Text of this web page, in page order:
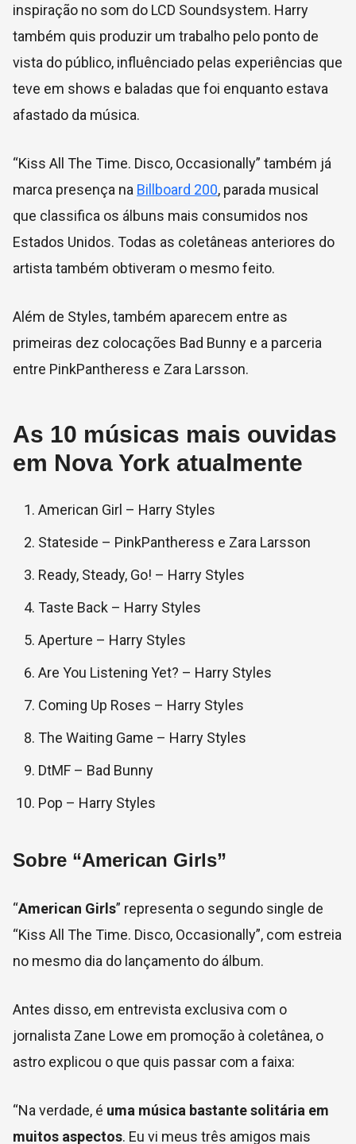
inspiração no som do LCD Soundsystem. Harry
também quis produzir um trabalho pelo ponto de
vista do público, influênciado pelas experiências que
teve em shows e baladas que foi enquanto estava
afastado da música.
“Kiss All The Time. Disco, Occasionally” também já
marca presença na Billboard 200, parada musical
que classifica os álbuns mais consumidos nos
Estados Unidos. Todas as coletâneas anteriores do
artista também obtiveram o mesmo feito.
Além de Styles, também aparecem entre as
primeiras dez colocações Bad Bunny e a parceria
entre PinkPantheress e Zara Larsson.
As 10 músicas mais ouvidas
em Nova York atualmente
American Girl – Harry Styles
Stateside – PinkPantheress e Zara Larsson
Ready, Steady, Go! – Harry Styles
Taste Back – Harry Styles
Aperture – Harry Styles
Are You Listening Yet? – Harry Styles
Coming Up Roses – Harry Styles
The Waiting Game – Harry Styles
DtMF – Bad Bunny
Pop – Harry Styles
Sobre “American Girls”
“American Girls” representa o segundo single de
“Kiss All The Time. Disco, Occasionally”, com estreia
no mesmo dia do lançamento do álbum.
Antes disso, em entrevista exclusiva com o
jornalista Zane Lowe em promoção à coletânea, o
astro explicou o que quis passar com a faixa:
“Na verdade, é uma música bastante solitária em
muitos aspectos. Eu vi meus três amigos mais